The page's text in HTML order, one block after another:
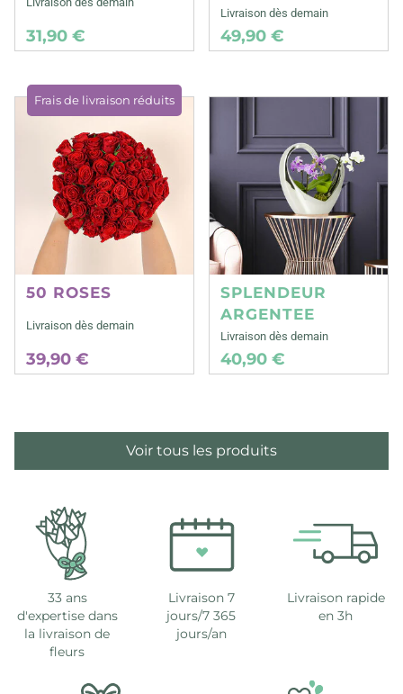
31,90 €
Livraison dès demain
49,90 €
Frais de livraison réduits
50 ROSES
Livraison dès demain
39,90 €
SPLENDEUR
ARGENTEE
Livraison dès demain
40,90 €
Voir tous les produits
33 ans
d'expertise dans
la livraison de
fleurs
Livraison 7
jours/7 365
jours/an
Livraison rapide
en 3h